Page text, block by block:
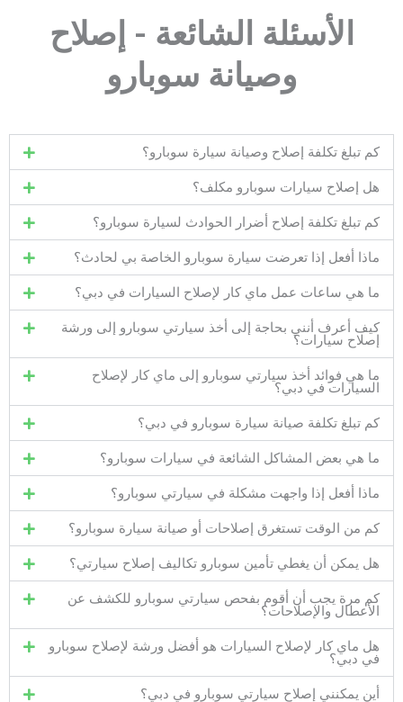
الأسئلة الشائعة - إصلاح
وصيانة سوبارو
كم تبلغ تكلفة إصلاح وصيانة سيارة سوبارو؟
هل إصلاح سيارات سوبارو مكلف؟
كم تبلغ تكلفة إصلاح أضرار الحوادث لسيارة سوبارو؟
ماذا أفعل إذا تعرضت سيارة سوبارو الخاصة بي لحادث؟
ما هي ساعات عمل ماي كار لإصلاح السيارات في دبي؟
كيف أعرف أنني بحاجة إلى أخذ سيارتي سوبارو إلى ورشة
إصلاح سيارات؟
ما هي فوائد أخذ سيارتي سوبارو إلى ماي كار لإصلاح
السيارات في دبي؟
كم تبلغ تكلفة صيانة سيارة سوبارو في دبي؟
ما هي بعض المشاكل الشائعة في سيارات سوبارو؟
ماذا أفعل إذا واجهت مشكلة في سيارتي سوبارو؟
كم من الوقت تستغرق إصلاحات أو صيانة سيارة سوبارو؟
هل يمكن أن يغطي تأمين سوبارو تكاليف إصلاح سيارتي؟
كم مرة يجب أن أقوم بفحص سيارتي سوبارو للكشف عن
الأعطال والإصلاحات؟
هل ماي كار لإصلاح السيارات هو أفضل ورشة لإصلاح سوبارو
في دبي؟
أين يمكنني إصلاح سيارتي سوبارو في دبي؟